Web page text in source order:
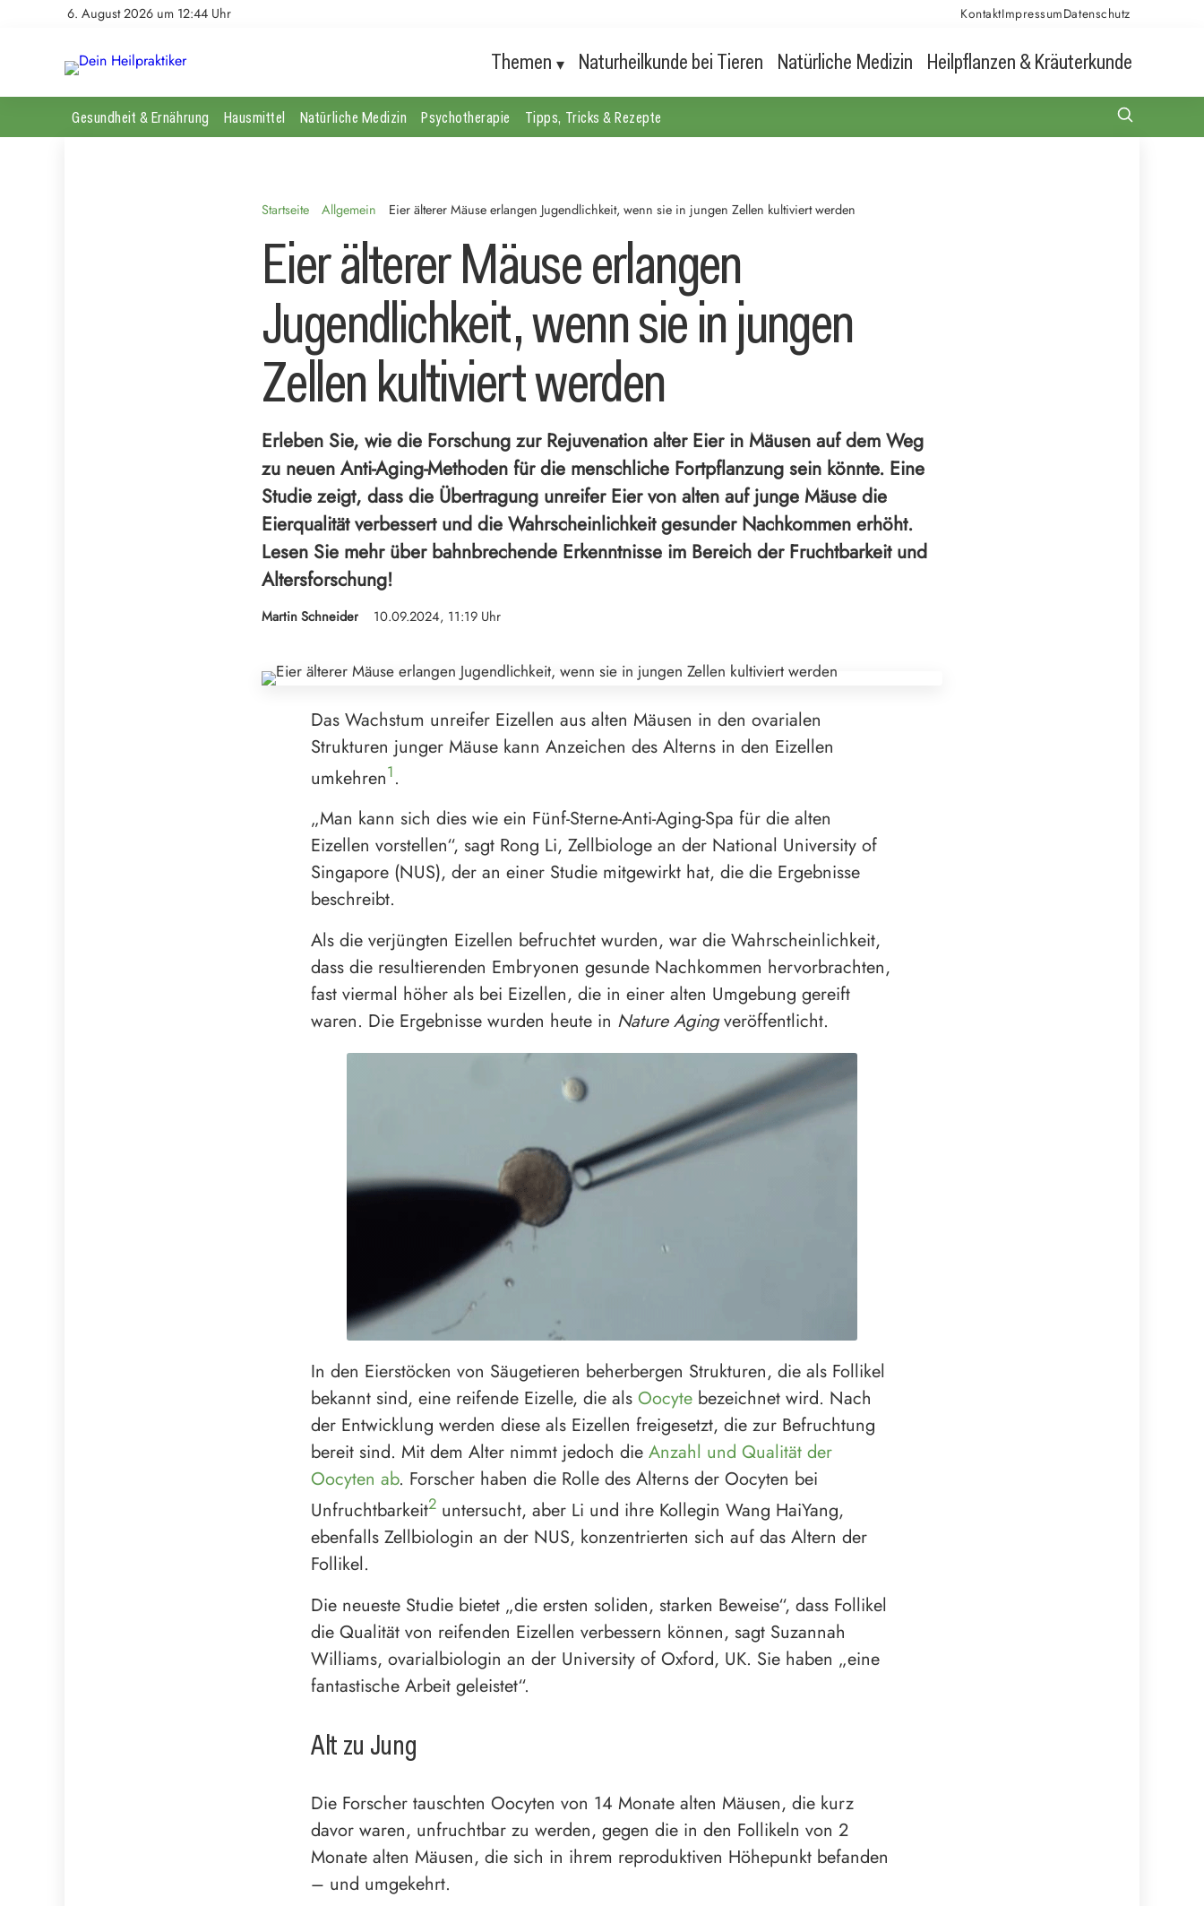
6. August 2026 um 12:44 Uhr KontaktImpressumDatenschutz
Themen Naturheilkunde bei Tieren Natürliche Medizin Heilpflanzen & Kräuterkunde
Gesundheit & Ernährung Hausmittel Natürliche Medizin Psychotherapie Tipps, Tricks & Rezepte
Startseite Allgemein Eier älterer Mäuse erlangen Jugendlichkeit, wenn sie in jungen Zellen kultiviert werden
Eier älterer Mäuse erlangen
Jugendlichkeit, wenn sie in jungen
Zellen kultiviert werden
Erleben Sie, wie die Forschung zur Rejuvenation alter Eier in Mäusen auf dem Weg
zu neuen Anti-Aging-Methoden für die menschliche Fortpflanzung sein könnte. Eine
Studie zeigt, dass die Übertragung unreifer Eier von alten auf junge Mäuse die
Eierqualität verbessert und die Wahrscheinlichkeit gesunder Nachkommen erhöht.
Lesen Sie mehr über bahnbrechende Erkenntnisse im Bereich der Fruchtbarkeit und
Altersforschung!
Martin Schneider 10.09.2024, 11:19 Uhr
Das Wachstum unreifer Eizellen aus alten Mäusen in den ovarialen
Strukturen junger Mäuse kann Anzeichen des Alterns in den Eizellen
umkehren1.
„Man kann sich dies wie ein Fünf-Sterne-Anti-Aging-Spa für die alten
Eizellen vorstellen“, sagt Rong Li, Zellbiologe an der National University of
Singapore (NUS), der an einer Studie mitgewirkt hat, die die Ergebnisse
beschreibt.
Als die verjüngten Eizellen befruchtet wurden, war die Wahrscheinlichkeit,
dass die resultierenden Embryonen gesunde Nachkommen hervorbrachten,
fast viermal höher als bei Eizellen, die in einer alten Umgebung gereift
waren. Die Ergebnisse wurden heute in Nature Agingveröffentlicht.
In den Eierstöcken von Säugetieren beherbergen Strukturen, die als Follikel
bekannt sind, eine reifende Eizelle, die als Oocyte bezeichnet wird. Nach
der Entwicklung werden diese als Eizellen freigesetzt, die zur Befruchtung
bereit sind. Mit dem Alter nimmt jedoch die Anzahl und Qualität der
Oocyten ab. Forscher haben die Rolle des Alterns der Oocyten bei
Unfruchtbarkeit2 untersucht, aber Li und ihre Kollegin Wang HaiYang,
ebenfalls Zellbiologin an der NUS, konzentrierten sich auf das Altern der
Follikel.
Die neueste Studie bietet „die ersten soliden, starken Beweise“, dass Follikel
die Qualität von reifenden Eizellen verbessern können, sagt Suzannah
Williams, ovarialbiologin an der University of Oxford, UK. Sie haben „eine
fantastische Arbeit geleistet“.
Alt zu Jung
Die Forscher tauschten Oocyten von 14 Monate alten Mäusen, die kurz
davor waren, unfruchtbar zu werden, gegen die in den Follikeln von 2
Monate alten Mäusen, die sich in ihrem reproduktiven Höhepunkt befanden
– und umgekehrt.